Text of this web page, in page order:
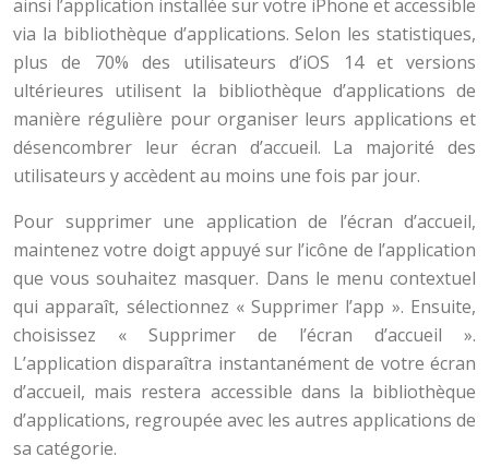
ainsi l’application installée sur votre iPhone et accessible
via la bibliothèque d’applications. Selon les statistiques,
plus de 70% des utilisateurs d’iOS 14 et versions
ultérieures utilisent la bibliothèque d’applications de
manière régulière pour organiser leurs applications et
désencombrer leur écran d’accueil. La majorité des
utilisateurs y accèdent au moins une fois par jour.
Pour supprimer une application de l’écran d’accueil,
maintenez votre doigt appuyé sur l’icône de l’application
que vous souhaitez masquer. Dans le menu contextuel
qui apparaît, sélectionnez « Supprimer l’app ». Ensuite,
choisissez « Supprimer de l’écran d’accueil ».
L’application disparaîtra instantanément de votre écran
d’accueil, mais restera accessible dans la bibliothèque
d’applications, regroupée avec les autres applications de
sa catégorie.